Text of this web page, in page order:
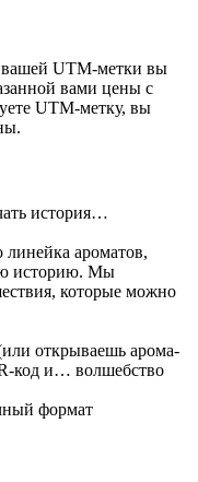
UTM-метки вы
вами цены с
UTM-метку, вы
история…
ароматов,
историю. Мы
которые можно
открываешь арома-
код и… волшебство
формат